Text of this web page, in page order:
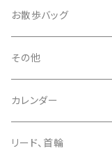
お散歩バッグ
その他
カレンダー
リード、首輪